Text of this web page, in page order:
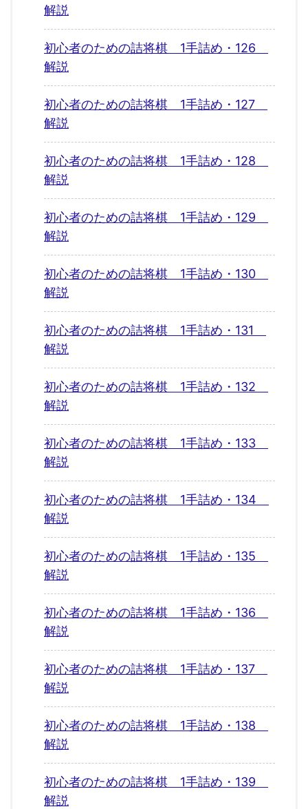
解説
初心者のための詰将棋 1手詰め・126
解説
初心者のための詰将棋 1手詰め・127
解説
初心者のための詰将棋 1手詰め・128
解説
初心者のための詰将棋 1手詰め・129
解説
初心者のための詰将棋 1手詰め・130
解説
初心者のための詰将棋 1手詰め・131
解説
初心者のための詰将棋 1手詰め・132
解説
初心者のための詰将棋 1手詰め・133
解説
初心者のための詰将棋 1手詰め・134
解説
初心者のための詰将棋 1手詰め・135
解説
初心者のための詰将棋 1手詰め・136
解説
初心者のための詰将棋 1手詰め・137
解説
初心者のための詰将棋 1手詰め・138
解説
初心者のための詰将棋 1手詰め・139
解説